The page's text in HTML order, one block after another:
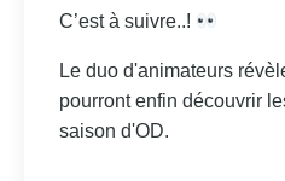
C’est à suivre..!
Le duo d'animateurs
pourront enfin découvrir
saison d'OD.